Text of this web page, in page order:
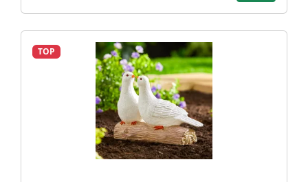
TOP